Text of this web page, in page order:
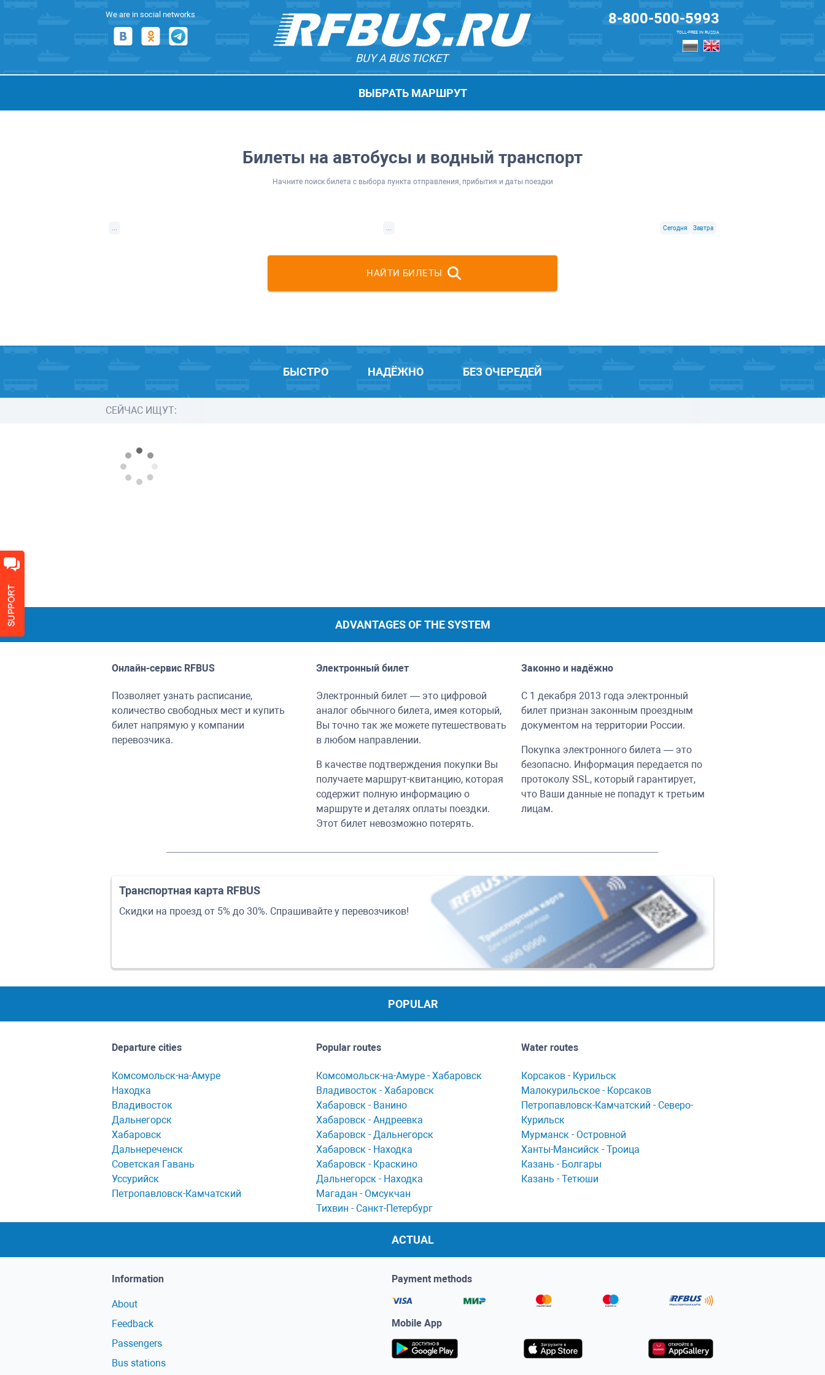
We are in social networks
BUY A BUS TICKET
8-800-500-5993
TOLL-FREE IN RUSSIA
ВЫБРАТЬ МАРШРУТ
Билеты на автобусы и водный транспорт
Начните поиск билета с выбора пункта отправления, прибытия и даты поездки
Сегодня Завтра
НАЙТИ БИЛЕТЫ
БЫСТРО НАДЁЖНО БЕЗ ОЧЕРЕДЕЙ
СЕЙЧАС ИЩУТ:
ADVANTAGES OF THE SYSTEM
Онлайн-сервис RFBUS
Позволяет узнать расписание,
количество свободных мест и купить
билет напрямую у компании
перевозчика.
Электронный билет
Электронный билет — это цифровой
аналог обычного билета, имея который,
Вы точно так же можете путешествовать
в любом направлении.
В качестве подтверждения покупки Вы
получаете маршрут-квитанцию, которая
содержит полную информацию о
маршруте и деталях оплаты поездки.
Этот билет невозможно потерять.
Законно и надёжно
С 1 декабря 2013 года электронный
билет признан законным проездным
документом на территории России.
Покупка электронного билета — это
безопасно. Информация передается по
протоколу SSL, который гарантирует,
что Ваши данные не попадут к третьим
лицам.
Транспортная карта RFBUS
Скидки на проезд от 5% до 30%. Спрашивайте у перевозчиков!
POPULAR
Departure cities
Комсомольск-на-Амуре
Находка
Владивосток
Дальнегорск
Хабаровск
Дальнереченск
Советская Гавань
Уссурийск
Петропавловск-Камчатский
Popular routes
Комсомольск-нa-Амуре - Хaбaровск
Владивосток - Хабаровск
Хaбaровск - Ванино
Хабаровск - Андреевка
Хабаровск - Дальнегорск
Хабаровск - Находка
Хабаровск - Краскино
Дальнегорск - Находка
Мaгaдaн - Омсукчaн
Тихвин - Сaнкт-Петербург
Water routes
Корсaков - Курильск
Мaлокурильское - Корсaков
Петропaвловск-Кaмчaтский - Северо-
Курильск
Мурманск - Островной
Ханты-Мансийск - Троица
Казань - Болгары
Казань - Тетюши
ACTUAL
Information
About
Feedback
Passengers
Bus stations
Payment methods
Mobile App